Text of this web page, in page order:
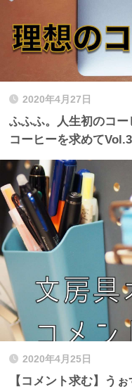
2020年4月27日
ふふふ。人生初のコ
コーヒーを求めてVol.3
2020年4月25日
【コメント求む】う